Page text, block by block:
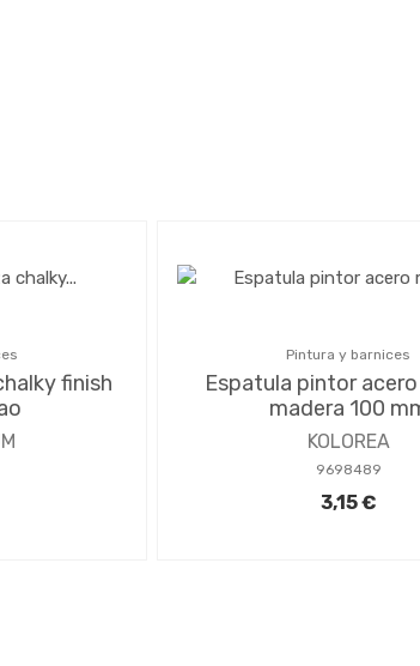
finish
Pintura y barnices
Espatula pintor
madera 100
KOLOREA
9698489
3,15 €